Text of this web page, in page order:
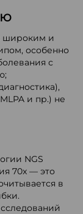
широким и
особенно
с
и пр.) не
NGS
70x — это
в